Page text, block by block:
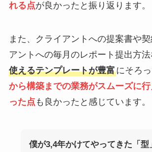
れる点が良かったと振り返ります。
また、クライアントへの提案書や
アントへの毎月のレポート提出方法
使えるテンプレートが豊富にそろっ
から構築までの業務がスムーズに
った点 も良かったと感じています。
僕が3,4年かけてやってきた「型